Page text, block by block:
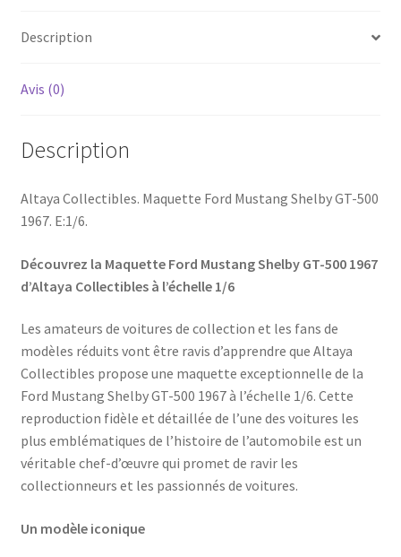
Description
Avis (0)
Description
Altaya Collectibles. Maquette Ford Mustang Shelby GT-500
1967. E:1/6.
Découvrez la Maquette Ford Mustang Shelby GT-500 1967
d’Altaya Collectibles à l’échelle 1/6
Les amateurs de voitures de collection et les fans de
modèles réduits vont être ravis d’apprendre que Altaya
Collectibles propose une maquette exceptionnelle de la
Ford Mustang Shelby GT-500 1967 à l’échelle 1/6. Cette
reproduction fidèle et détaillée de l’une des voitures les
plus emblématiques de l’histoire de l’automobile est un
véritable chef-d’œuvre qui promet de ravir les
collectionneurs et les passionnés de voitures.
Un modèle iconique